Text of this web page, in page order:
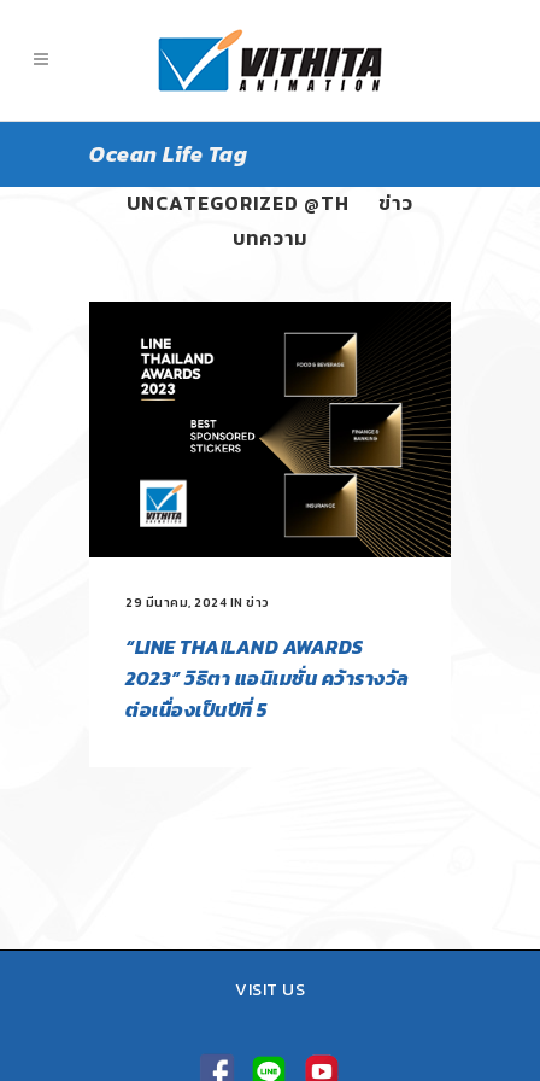
Ocean Life Tag
ALL
UNCATEGORIZED @TH
ข่าว
บทความ
29 มีนาคม, 2024 IN ข่าว
“LINE THAILAND AWARDS
2023” วิธิตา แอนิเมชั่น คว้ารางวัล
ต่อเนื่องเป็นปีที่ 5
VISIT US